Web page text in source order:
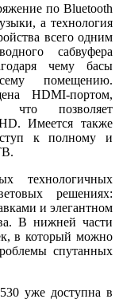
по Bluetooth
а технология
всего одним
сабвуфера
чему басы
помещению.
HDMI-портом,
что позволяет
Имеется также
к полному и
технологичных
решениях:
и элегантном
В нижней части
в который можно
спутанных
уже доступна в